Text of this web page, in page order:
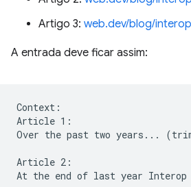
Artigo 3: web.dev/blog/
A entrada deve ficar assim:
Context:
Article 1:
Over the past two years...
Article 2:
At the end of last year